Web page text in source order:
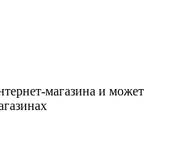
магазина и может